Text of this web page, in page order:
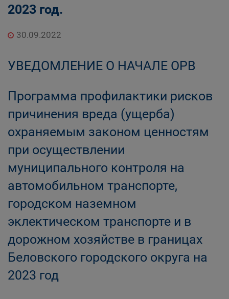
2023 год.
30.09.2022
УВЕДОМЛЕНИЕ О НАЧАЛЕ ОРВ
Программа профилактики рисков
причинения вреда (ущерба)
охраняемым законом ценностям
при осуществлении
муниципального контроля на
автомобильном транспорте,
городском наземном
эклектическом транспорте и в
дорожном хозяйстве в границах
Беловского городского округа на
2023 год